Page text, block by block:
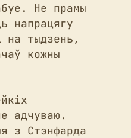
Не прамы
напрацягу
на тыдзень,
кожны
адчуваю.
з Стэнфарда